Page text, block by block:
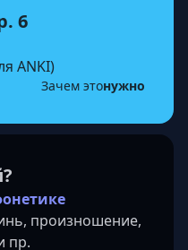
6
ANKI)
Зачем этонужно
произношение,
пр.